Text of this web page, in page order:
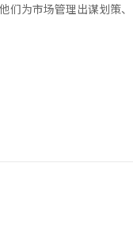
们为市场管理出谋划策